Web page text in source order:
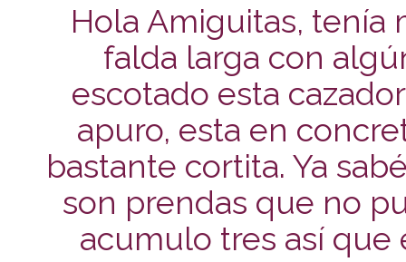
Hola Amiguitas, tenía
falda larga con
escotado esta
apuro, esta en
bastante cortita. Ya
son prendas que no
acumulo tres así que